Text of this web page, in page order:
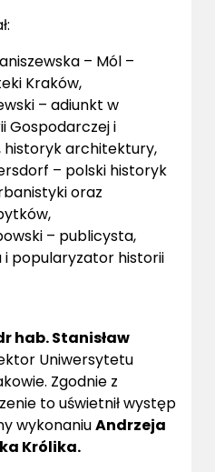
– Mól –
Kraków,
– adiunkt w
Gospodarczej i
historyk architektury,
– polski historyk
oraz
– publicysta,
popularyzator historii
hab. Stanisław
Uniwersytetu
Zgodnie z
to uświetnił występ
wykonaniuAndrzeja
Królika.